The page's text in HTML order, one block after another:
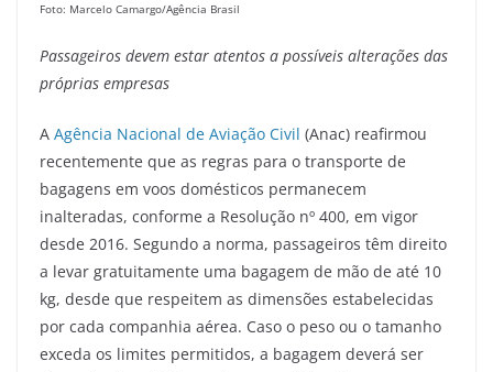
Foto: Marcelo Camargo/Agência Brasil
Passageiros devem estar atentos a possíveis alterações das
próprias empresas
A Agência Nacional de Aviação Civil (Anac) reafirmou
recentemente que as regras para o transporte de
bagagens em voos domésticos permanecem
inalteradas, conforme a Resolução nº 400, em vigor
desde 2016. Segundo a norma, passageiros têm direito
a levar gratuitamente uma bagagem de mão de até 10
kg, desde que respeitem as dimensões estabelecidas
por cada companhia aérea. Caso o peso ou o tamanho
exceda os limites permitidos, a bagagem deverá ser